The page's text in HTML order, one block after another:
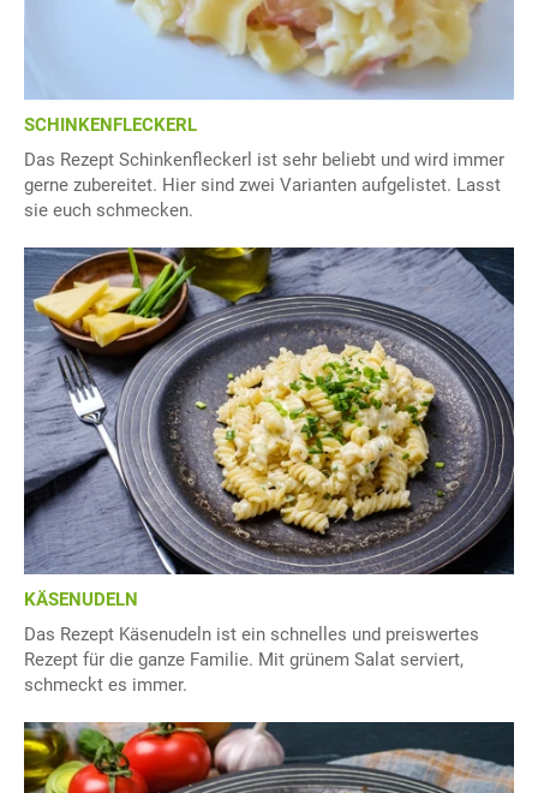
SCHINKENFLECKERL
Das Rezept Schinkenfleckerl ist sehr beliebt und wird immer
gerne zubereitet. Hier sind zwei Varianten aufgelistet. Lasst
sie euch schmecken.
KÄSENUDELN
Das Rezept Käsenudeln ist ein schnelles und preiswertes
Rezept für die ganze Familie. Mit grünem Salat serviert,
schmeckt es immer.